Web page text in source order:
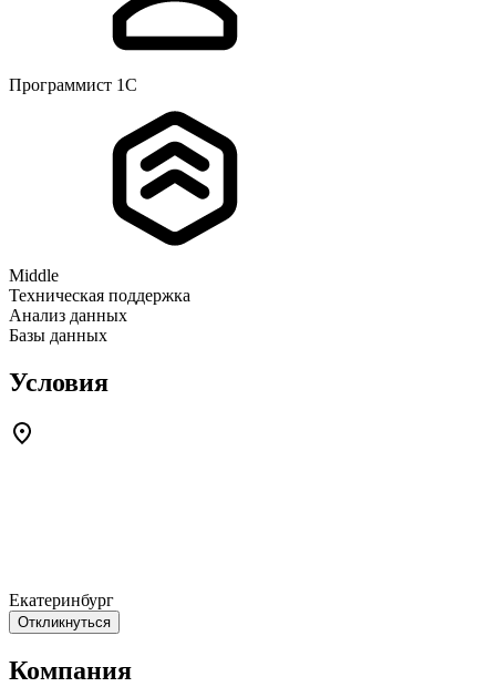
Программист 1С
Middle
Техническая поддержка
Анализ данных
Базы данных
Условия
Екатеринбург
Откликнуться
Компания